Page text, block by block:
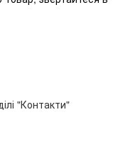
"Контакти"